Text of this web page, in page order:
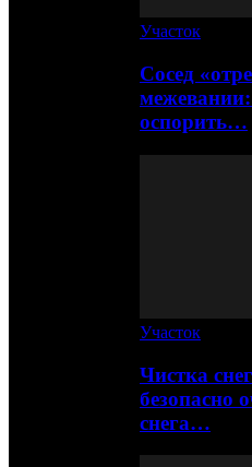
Участок
Сосед
оспорить…
Участок
Чистка
безопасно
снега…